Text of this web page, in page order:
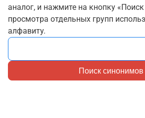
аналог, и нажмите на кнопку
просмотра отдельных групп
алфавиту.
Поиск синонимов